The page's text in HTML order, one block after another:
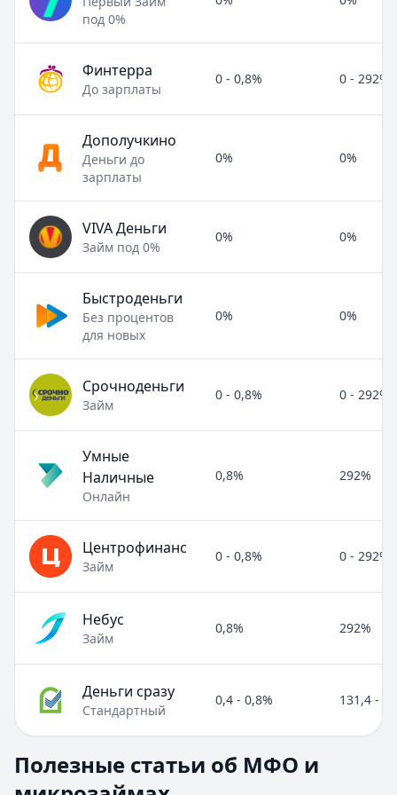
под 0%
Финтерра
До зарплаты
0 - 0,8% 0 - 292%
Дополучкино
Деньги до
зарплаты
0% 0%
VIVA Деньги
Займ под 0%
0% 0%
Быстроденьги
Без процентов
для новых
0% 0%
Срочноденьги
Займ
0 - 0,8% 0 - 292%
Умные
Наличные
Онлайн
0,8% 292%
Центрофинанс
Займ
0 - 0,8% 0 - 292%
Небус
Займ
0,8% 292%
Деньги сразу
Стандартный
0,4 - 0,8% 131,4 -
Раздел:МФО и микрозаймы. Всего статей: 8.
Займ под расписку
Полезные статьи об МФО и